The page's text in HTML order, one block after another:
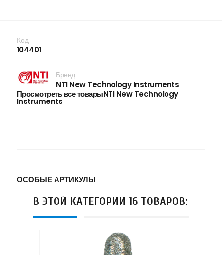
Код
104401
Бренд
NTI New Technology Instruments
Просмотреть все товарыNTI New Technology
Instruments
ОСОБЫЕ АРТИКУЛЫ
В ЭТОЙ КАТЕГОРИИ 16 ТОВАРОВ: